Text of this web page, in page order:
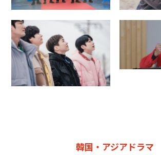
韓国・アジアドラマ